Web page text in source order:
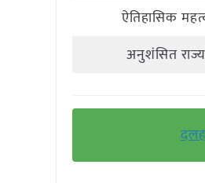
ऐतिहासिक
अनुशंसित राज्य